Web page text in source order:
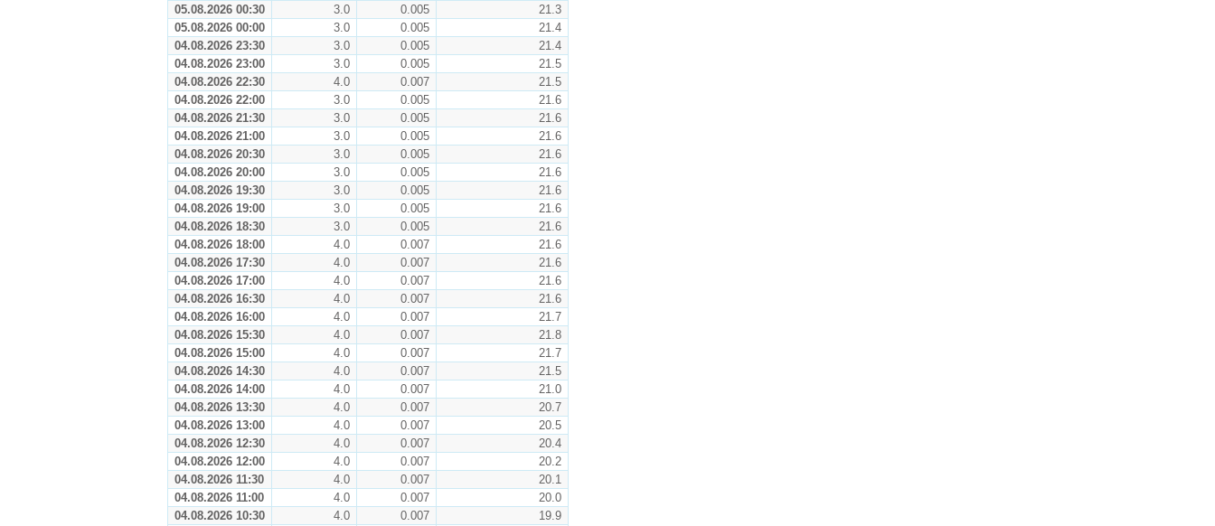
05.08.2026 00:30
3.0 0.005
21.3
05.08.2026 00:00
3.0 0.005
21.4
04.08.2026 23:30
3.0 0.005
21.4
04.08.2026 23:00
3.0 0.005
21.5
04.08.2026 22:30
4.0 0.007
21.5
04.08.2026 22:00
3.0 0.005
21.6
04.08.2026 21:30
3.0 0.005
21.6
04.08.2026 21:00
3.0 0.005
21.6
04.08.2026 20:30
3.0 0.005
21.6
04.08.2026 20:00
3.0 0.005
21.6
04.08.2026 19:30
3.0 0.005
21.6
04.08.2026 19:00
3.0 0.005
21.6
04.08.2026 18:30
3.0 0.005
21.6
04.08.2026 18:00
4.0 0.007
21.6
04.08.2026 17:30
4.0 0.007
21.6
04.08.2026 17:00
4.0 0.007
21.6
04.08.2026 16:30
4.0 0.007
21.6
04.08.2026 16:00
4.0 0.007
21.7
04.08.2026 15:30
4.0 0.007
21.8
04.08.2026 15:00
4.0 0.007
21.7
04.08.2026 14:30
4.0 0.007
21.5
04.08.2026 14:00
4.0 0.007
21.0
04.08.2026 13:30
4.0 0.007
20.7
04.08.2026 13:00
4.0 0.007
20.5
04.08.2026 12:30
4.0 0.007
20.4
04.08.2026 12:00
4.0 0.007
20.2
04.08.2026 11:30
4.0 0.007
20.1
04.08.2026 11:00
4.0 0.007
20.0
04.08.2026 10:30
4.0 0.007
19.9